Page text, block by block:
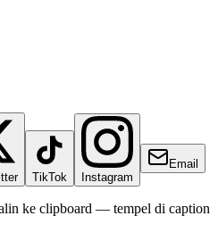
TikTok Instagram
Email
ke clipboard — tempel di caption